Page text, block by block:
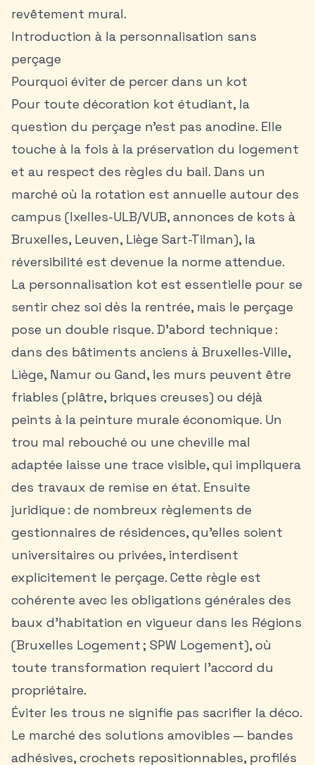
revêtement mural.
Introduction à la personnalisation sans
perçage
Pourquoi éviter de percer dans un kot
Pour toute décoration kot étudiant, la
question du perçage n’est pas anodine. Elle
touche à la fois à la préservation du logement
et au respect des règles du bail. Dans un
marché où la rotation est annuelle autour des
campus (Ixelles-ULB/VUB,annonces de kots à
Bruxelles, Leuven, Liège Sart-Tilman), la
réversibilité est devenue la norme attendue.
La personnalisation kot est essentielle pour se
sentir chez soi dès la rentrée, mais le perçage
pose un double risque. D’abord technique :
dans des bâtiments anciens à Bruxelles-Ville,
Liège, Namur ou Gand, les murs peuvent être
friables (plâtre, briques creuses) ou déjà
peints à la peinture murale économique. Un
trou mal rebouché ou une cheville mal
adaptée laisse une trace visible, qui impliquera
des travaux de remise en état. Ensuite
juridique : de nombreux règlements de
gestionnaires de résidences, qu’elles soient
universitaires ou privées, interdisent
explicitement le perçage. Cette règle est
cohérente avec les obligations générales des
baux d’habitation en vigueur dans les Régions
(Bruxelles Logement ; SPW Logement), où
toute transformation requiert l’accord du
propriétaire.
Éviter les trous ne signifie pas sacrifier la déco.
Le marché des solutions amovibles — bandes
adhésives, crochets repositionnables, profilés